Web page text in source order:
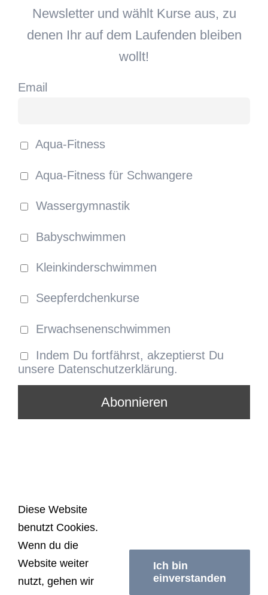
Newsletter und wählt Kurse aus, zu
denen Ihr auf dem Laufenden bleiben
wollt!
Email
Aqua-Fitness
Aqua-Fitness für Schwangere
Wassergymnastik
Babyschwimmen
Kleinkinderschwimmen
Seepferdchenkurse
Erwachsenenschwimmen
Indem Du fortfährst, akzeptierst Du
unsere Datenschutzerklärung.
© Copyright2026 | Schwimmerei Berlin | All
Rights Reserved |
Impressum/Datenschutzerklärung|
Diese Website
benutzt Cookies.
Wenn du die
Website weiter
nutzt, gehen wir
Ich bin
einverstanden